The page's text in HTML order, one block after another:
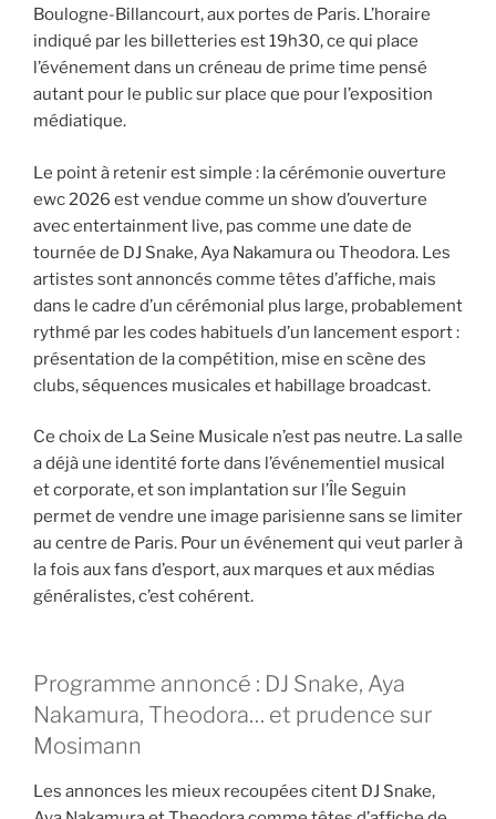
Boulogne-Billancourt, aux portes de Paris. L’horaire
indiqué par les billetteries est 19h30, ce qui place
l’événement dans un créneau de prime time pensé
autant pour le public sur place que pour l’exposition
médiatique.
Le point à retenir est simple : la cérémonie ouverture
ewc 2026 est vendue comme un show d’ouverture
avec entertainment live, pas comme une date de
tournée de DJ Snake, Aya Nakamura ou Theodora. Les
artistes sont annoncés comme têtes d’affiche, mais
dans le cadre d’un cérémonial plus large, probablement
rythmé par les codes habituels d’un lancement esport :
présentation de la compétition, mise en scène des
clubs, séquences musicales et habillage broadcast.
Ce choix de La Seine Musicale n’est pas neutre. La salle
a déjà une identité forte dans l’événementiel musical
et corporate, et son implantation sur l’Île Seguin
permet de vendre une image parisienne sans se limiter
au centre de Paris. Pour un événement qui veut parler à
la fois aux fans d’esport, aux marques et aux médias
généralistes, c’est cohérent.
Programme annoncé : DJ Snake, Aya
Nakamura, Theodora… et prudence sur
Mosimann
Les annonces les mieux recoupées citent DJ Snake,